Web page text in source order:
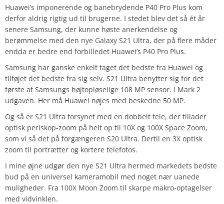
Huawei’s imponerende og banebrydende P40 Pro Plus kom
derfor aldrig rigtig ud til brugerne. I stedet blev det så ét år
senere Samsung, der kunne høste anerkendelse og
berømmelse med den nye Galaxy S21 Ultra, der på flere måder
endda er bedre end forbilledet Huawei’s P40 Pro Plus.
Samsung har ganske enkelt taget det bedste fra Huawei og
tilføjet det bedste fra sig selv. S21 Ultra benytter sig for det
første af Samsungs højtopløselige 108 MP sensor. I Mark 2
udgaven. Her må Huawei nøjes med beskedne 50 MP.
Og så er S21 Ultra forsynet med en dobbelt tele, der tillader
optisk periskop-zoom på helt op til 10X og 100X Space Zoom,
som vi så det på forgængeren S20 Ultra. Dertil en 3X optisk
zoom til portrætter og kortere telefotos.
I mine øjne udgør den nye S21 Ultra hermed markedets bedste
bud på en universel kameramobil med noget nær uanede
muligheder. Fra 100X Moon Zoom til skarpe makro-optagelser
med vidvinklen.